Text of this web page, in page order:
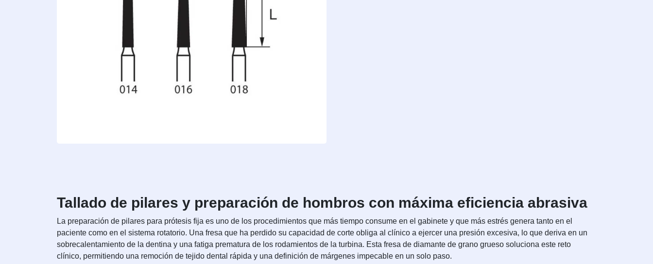
Tallado de pilares y preparación de hombros con máxima eficiencia abrasiva
La preparación de pilares para prótesis fija es uno de los procedimientos que más tiempo consume en el gabinete y que más estrés genera tanto en el
paciente como en el sistema rotatorio. Una fresa que ha perdido su capacidad de corte obliga al clínico a ejercer una presión excesiva, lo que deriva en un
sobrecalentamiento de la dentina y una fatiga prematura de los rodamientos de la turbina. Esta fresa de diamante de grano grueso soluciona este reto
clínico, permitiendo una remoción de tejido dental rápida y una definición de márgenes impecable en un solo paso.